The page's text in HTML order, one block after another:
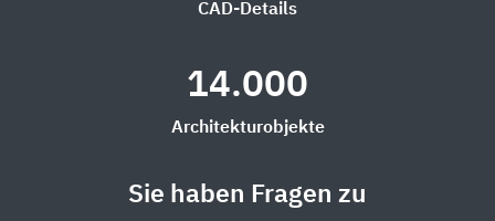
CAD-Details
14.000
Architekturobjekte
Sie haben Fragen zu